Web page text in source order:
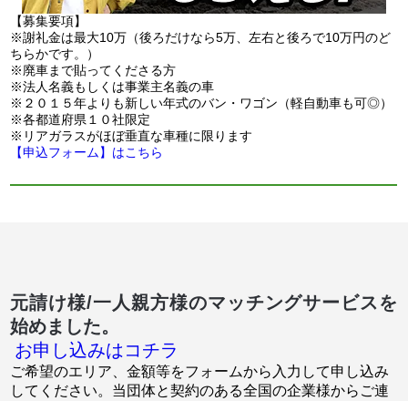
【募集要項】
※謝礼金は最大10万（後ろだけなら5万、左右と後ろで10万円のど
ちらかです。）
※廃車まで貼ってくださる方
※法人名義もしくは事業主名義の車
※２０１５年よりも新しい年式のバン・ワゴン（軽自動車も可◎）
※各都道府県１０社限定
※リアガラスがほぼ垂直な車種に限ります
【申込フォーム】はこちら
元請け様/一人親方様のマッチングサービスを
始めました。
お申し込みはコチラ
ご希望のエリア、金額等をフォームから入力して申し込み
してください。当団体と契約のある全国の企業様からご連